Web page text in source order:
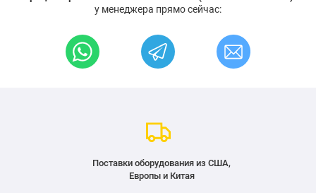
у менеджера прямо сейчас:
Поставки оборудования из США,
Европы и Китая